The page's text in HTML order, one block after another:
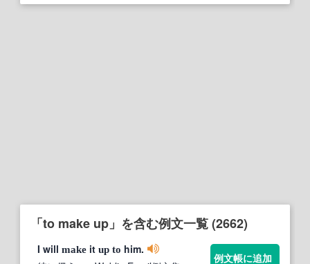
「to make up」を含む例文一覧 (2662)
I will make it up to him.
例文帳に追加